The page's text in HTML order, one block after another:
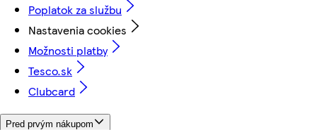
Poplatok za službu
Nastavenia cookies
Možnosti platby
Tesco.sk
Clubcard
Pred prvým nákupom